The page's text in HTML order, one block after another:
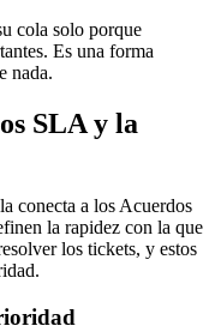
cola solo porque
Es una forma
nada.
SLA y la
conecta a los Acuerdos
la rapidez con la que
los tickets, y estos